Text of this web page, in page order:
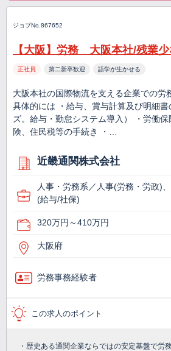
ジョブNo.867652
【大阪】労務 大阪本社/残業少
正社員 第二新卒歓迎 語学が生かせる
大阪本社の国際物流を支える企業での労
具体的には ・給与、賞与計算及び明細
ズ。給与・勤怠システム導入） ・労働
険、住民税等の手続き ・…
近畿通関株式会社
人事・労務系／人事(労務・労政)
(給与/社保)
320万円～410万円
大阪府
労務事務経験者
この求人のポイント
・歴史ある通関企業ならではの安定基盤で労